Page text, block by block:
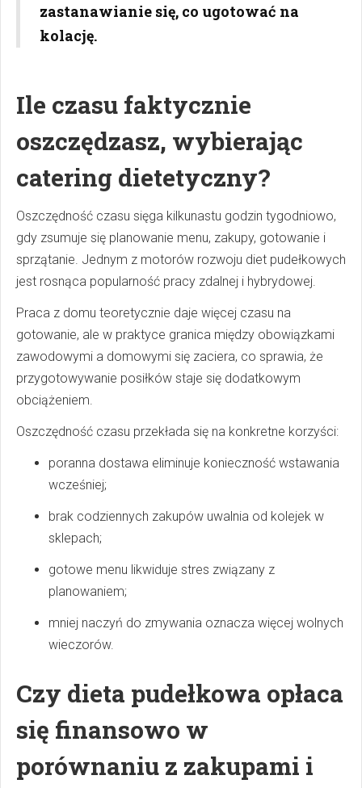
zastanawianie się, co ugotować na
kolację.
Ile czasu faktycznie
oszczędzasz, wybierając
catering dietetyczny?
Oszczędność czasu sięga kilkunastu godzin tygodniowo,
gdy zsumuje się planowanie menu, zakupy, gotowanie i
sprzątanie. Jednym z motorów rozwoju diet pudełkowych
jest rosnąca popularność pracy zdalnej i hybrydowej.
Praca z domu teoretycznie daje więcej czasu na
gotowanie, ale w praktyce granica między obowiązkami
zawodowymi a domowymi się zaciera, co sprawia, że
przygotowywanie posiłków staje się dodatkowym
obciążeniem.
Oszczędność czasu przekłada się na konkretne korzyści:
poranna dostawa eliminuje konieczność wstawania
wcześniej;
brak codziennych zakupów uwalnia od kolejek w
sklepach;
gotowe menu likwiduje stres związany z
planowaniem;
mniej naczyń do zmywania oznacza więcej wolnych
wieczorów.
Czy dieta pudełkowa opłaca
się finansowo w
porównaniu z zakupami i